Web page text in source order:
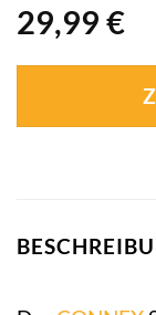
29,99 €